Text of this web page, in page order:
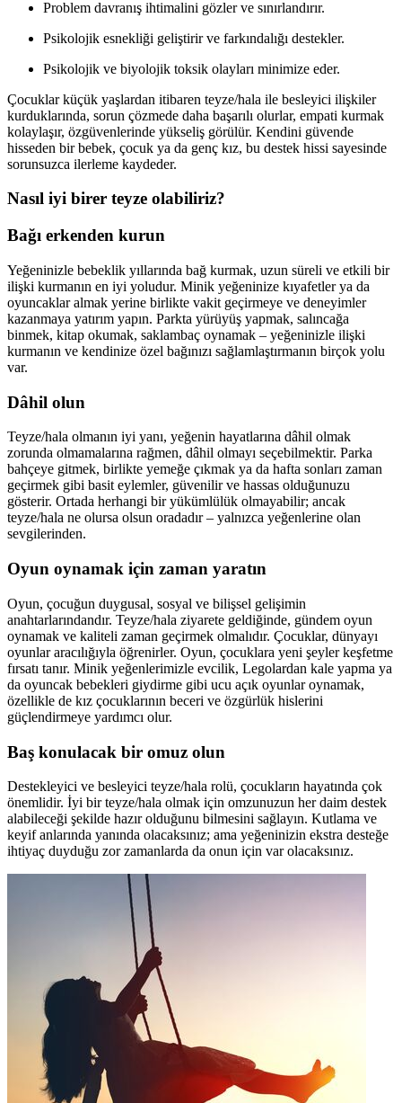
Problem davranış ihtimalini gözler ve sınırlandırır.
Psikolojik esnekliği geliştirir ve farkındalığı destekler.
Psikolojik ve biyolojik toksik olayları minimize eder.
Çocuklar küçük yaşlardan itibaren teyze/hala ile besleyici ilişkiler
kurduklarında, sorun çözmede daha başarılı olurlar, empati kurmak
kolaylaşır, özgüvenlerinde yükseliş görülür. Kendini güvende
hisseden bir bebek, çocuk ya da genç kız, bu destek hissi sayesinde
sorunsuzca ilerleme kaydeder.
Nasıl iyi birer teyze olabiliriz?
Bağı erkenden kurun
Yeğeninizle bebeklik yıllarında bağ kurmak, uzun süreli ve etkili bir
ilişki kurmanın en iyi yoludur. Minik yeğeninize kıyafetler ya da
oyuncaklar almak yerine birlikte vakit geçirmeye ve deneyimler
kazanmaya yatırım yapın. Parkta yürüyüş yapmak, salıncağa
binmek, kitap okumak, saklambaç oynamak – yeğeninizle ilişki
kurmanın ve kendinize özel bağınızı sağlamlaştırmanın birçok yolu
var.
Dâhil olun
Teyze/hala olmanın iyi yanı, yeğenin hayatlarına dâhil olmak
zorunda olmamalarına rağmen, dâhil olmayı seçebilmektir. Parka
bahçeye gitmek, birlikte yemeğe çıkmak ya da hafta sonları zaman
geçirmek gibi basit eylemler, güvenilir ve hassas olduğunuzu
gösterir. Ortada herhangi bir yükümlülük olmayabilir; ancak
teyze/hala ne olursa olsun oradadır – yalnızca yeğenlerine olan
sevgilerinden.
Oyun oynamak için zaman yaratın
Oyun, çocuğun duygusal, sosyal ve bilişsel gelişimin
anahtarlarındandır. Teyze/hala ziyarete geldiğinde, gündem oyun
oynamak ve kaliteli zaman geçirmek olmalıdır. Çocuklar, dünyayı
oyunlar aracılığıyla öğrenirler. Oyun, çocuklara yeni şeyler keşfetme
fırsatı tanır. Minik yeğenlerimizle evcilik, Legolardan kale yapma ya
da oyuncak bebekleri giydirme gibi ucu açık oyunlar oynamak,
özellikle de kız çocuklarının beceri ve özgürlük hislerini
güçlendirmeye yardımcı olur.
Baş konulacak bir omuz olun
Destekleyici ve besleyici teyze/hala rolü, çocukların hayatında çok
önemlidir. İyi bir teyze/hala olmak için omzunuzun her daim destek
alabileceği şekilde hazır olduğunu bilmesini sağlayın. Kutlama ve
keyif anlarında yanında olacaksınız; ama yeğeninizin ekstra desteğe
ihtiyaç duyduğu zor zamanlarda da onun için var olacaksınız.